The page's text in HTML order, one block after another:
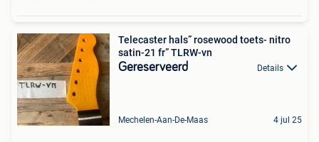
Telecaster hals” rosewood toets- nitro
satin-21 fr” TLRW-vn
Gereserveerd Details
Mechelen-Aan-De-Maas 4 jul 25